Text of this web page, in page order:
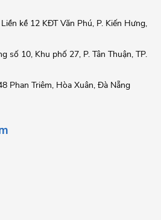
kề 12 KĐT Văn Phú, P. Kiến Hưng,
số 10, Khu phố 27, P. Tân Thuận, TP.
Phan Triêm, Hòa Xuân, Đà Nẵng